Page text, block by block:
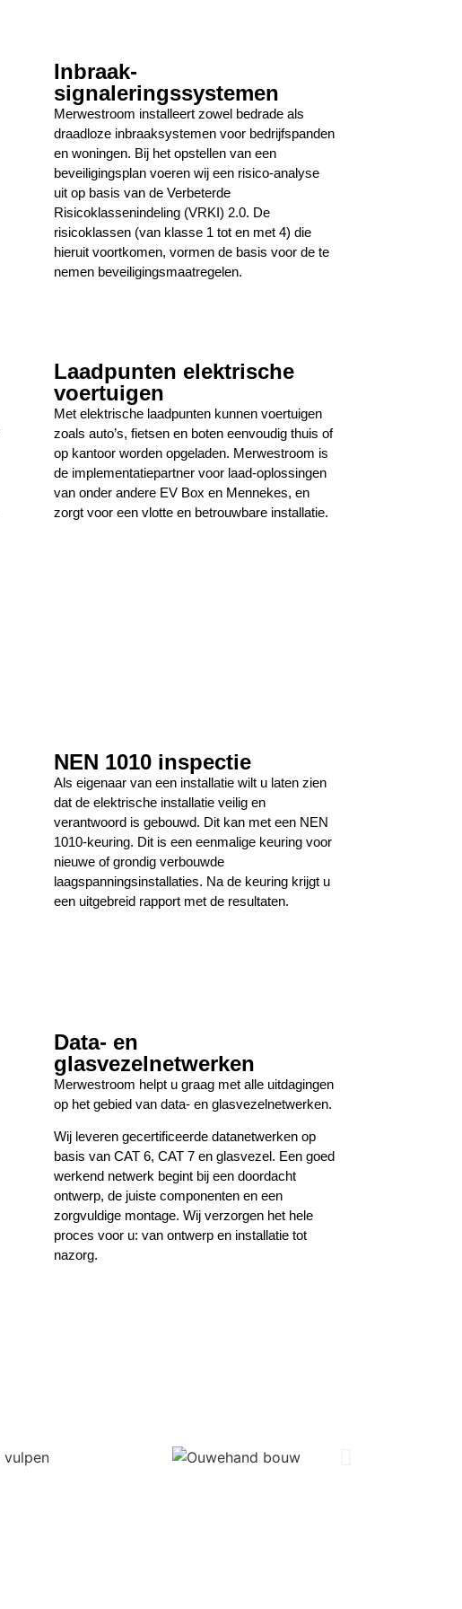
Inbraak-
signaleringssystemen
Merwestroom installeert zowel bedrade als
draadloze inbraaksystemen voor bedrijfspanden
en woningen. Bij het opstellen van een
beveiligingsplan voeren wij een risico-analyse
uit op basis van de Verbeterde
Risicoklassenindeling (VRKI) 2.0. De
risicoklassen (van klasse 1 tot en met 4) die
hieruit voortkomen, vormen de basis voor de te
nemen beveiligingsmaatregelen.
Laadpunten elektrische
voertuigen
Met elektrische laadpunten kunnen voertuigen
zoals auto’s, fietsen en boten eenvoudig thuis of
op kantoor worden opgeladen. Merwestroom is
de implementatiepartner voor laad-oplossingen
van onder andere EV Box en Mennekes, en
zorgt voor een vlotte en betrouwbare installatie.
NEN 1010 inspectie
Als eigenaar van een installatie wilt u laten zien
dat de elektrische installatie veilig en
verantwoord is gebouwd. Dit kan met een NEN
1010-keuring. Dit is een eenmalige keuring voor
nieuwe of grondig verbouwde
laagspanningsinstallaties. Na de keuring krijgt u
een uitgebreid rapport met de resultaten.
Data- en
glasvezelnetwerken
Merwestroom helpt u graag met alle uitdagingen
op het gebied van data- en glasvezelnetwerken.
Wij leveren gecertificeerde datanetwerken op
basis van CAT 6, CAT 7 en glasvezel. Een goed
werkend netwerk begint bij een doordacht
ontwerp, de juiste componenten en een
zorgvuldige montage. Wij verzorgen het hele
proces voor u: van ontwerp en installatie tot
nazorg.